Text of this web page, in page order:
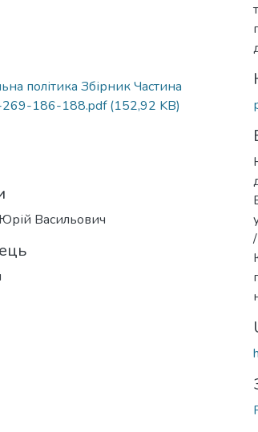
політика Збірник Частина
269-186-188.pdf(152,92 KB)
Васильович